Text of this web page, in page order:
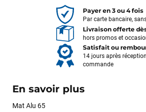
Payer en 3 ou 4 fois
Par carte bancaire,
Livraison offerte
hors promos et
Satisfait ou
14 jours après
commande
En savoir plus
Mat Alu 65